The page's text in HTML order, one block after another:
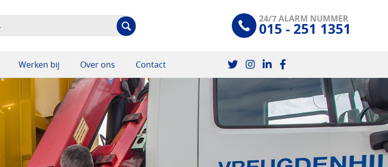
24/7 ALARM NUMMER
015 - 251 1351
Werken bij Over ons Contact